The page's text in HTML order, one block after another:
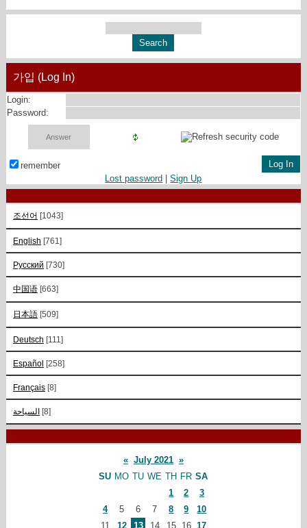
가입 (Log In)
Login:
Password:
remember
Lost password |Sign Up
조선어 [1043]
English [761]
Русский [730]
中国语 [663]
日本語 [509]
Deutsch [111]
Español [258]
Français [8]
السياحة [8]
« July 2021 »
SU MO TU WE TH FR SA
1
2
3
4
5 6 7 8 9
10
11
12 13 14 15 16 17